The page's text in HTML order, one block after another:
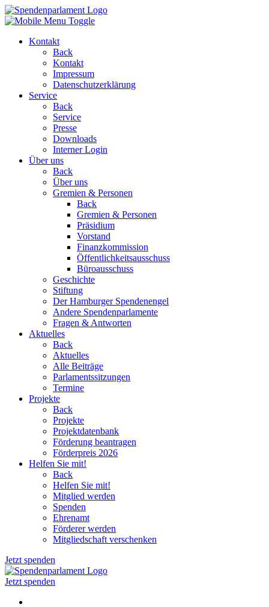
Kontakt
Back
Kontakt
Impressum
Datenschutzerklärung
Service
Back
Service
Presse
Downloads
Interner Login
Über uns
Back
Über uns
Gremien & Personen
Back
Gremien & Personen
Präsidium
Vorstand
Finanzkommission
Öffentlichkeitsausschuss
Büroausschuss
Geschichte
Stiftung
Der Hamburger Spendenengel
Andere Spendenparlamente
Fragen & Antworten
Aktuelles
Back
Aktuelles
Alle Beiträge
Parlamentssitzungen
Termine
Projekte
Back
Projekte
Projektdatenbank
Förderung beantragen
Förderpreis 2026
Helfen Sie mit!
Back
Helfen Sie mit!
Mitglied werden
Spenden
Ehrenamt
Förderer werden
Mitgliedschaft verschenken
Jetzt spenden
Jetzt spenden